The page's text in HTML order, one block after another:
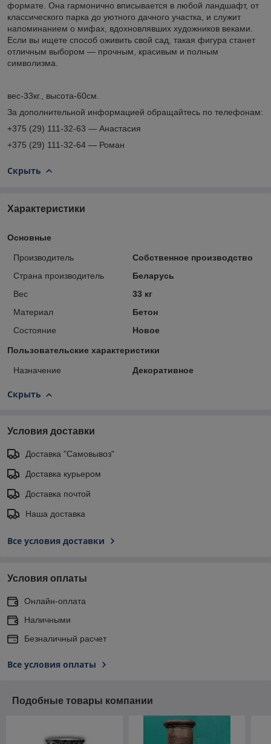
формате. Она гармонично вписывается в любой ландшафт, от
классического парка до уютного дачного участка, и служит
напоминанием о мифах, вдохновлявших художников веками.
Если вы ищете способ оживить свой сад, такая фигура станет
отличным выбором — прочным, красивым и полным
символизма.
вес-33кг., высота-60см.
За дополнительной информацией обращайтесь по телефонам:
+375 (29) 111-32-63 — Анастасия
+375 (29) 111-32-64 — Роман
Скрыть
Характеристики
Основные
Производитель
Собственное производство
Страна производитель
Беларусь
Вес
33 кг
Материал
Бетон
Состояние
Новое
Пользовательские характеристики
Назначение Декоративное
Скрыть
Условия доставки
Доставка "Самовывоз"
Доставка курьером
Доставка почтой
Наша доставка
Все условия доставки
Условия оплаты
Онлайн-оплата
Наличными
Безналичный расчет
Все условия оплаты
Подобные товары компании